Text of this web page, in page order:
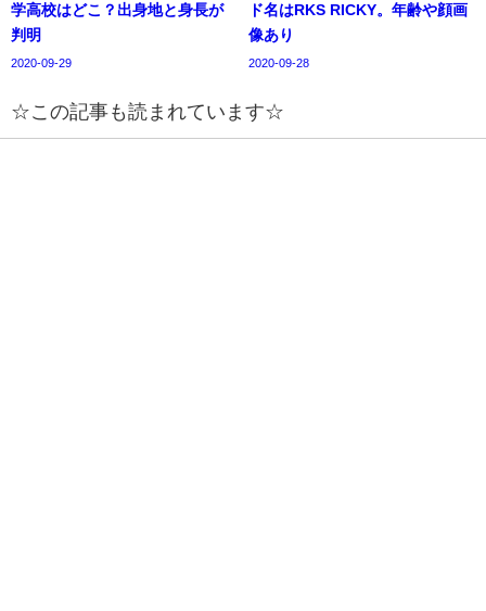
学高校はどこ？出身地と身長が
判明
2020-09-29
ド名はRKS RICKY。年齢や顔画
像あり
2020-09-28
☆この記事も読まれています☆